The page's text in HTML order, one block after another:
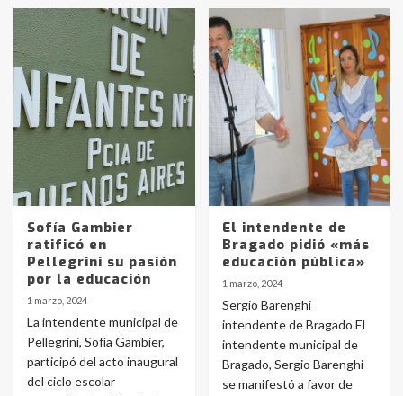
Sofía Gambier
ratificó en
Pellegrini su pasión
por la educación
1 marzo, 2024
La intendente municipal de
Pellegrini, Sofía Gambier,
participó del acto inaugural
del ciclo escolar
El intendente de
Bragado pidió «más
educación pública»
1 marzo, 2024
Sergio Barenghi
intendente de Bragado El
intendente municipal de
Bragado, Sergio Barenghi
se manifestó a favor de
3
Identidad de los adolescentes
pampeanos que fueron
protagonistas del fatal accidente
en la mañana del lunes
4
Accidente en Ruta 5: falleció un
joven de Trenque Lauquen
5
Los precios de los combustibles en
La Pampa, desde YPF hasta Axion
entre 857 a 1338 pesos
La Bolsa de Cereales de Bahía
Blanca anticipa que Agosto vendrá